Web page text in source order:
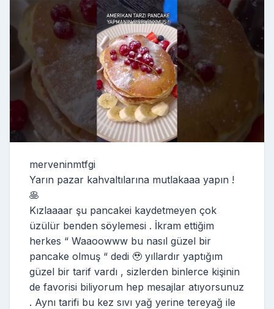
merveninmtfgi
Yarın pazar kahvaltılarına mutlakaaa yapın !
🥞
Kızlaaaar şu pancakei kaydetmeyen çok
üzülür benden söylemesi . İkram ettiğim
herkes “ Waaoowww bu nasıl güzel bir
pancake olmuş “ dedi 🥹 yıllardır yaptığım
güzel bir tarif vardı , sizlerden binlerce kişinin
de favorisi biliyorum hep mesajlar atıyorsunuz
. Aynı tarifi bu kez sıvı yağ yerine tereyağ ile